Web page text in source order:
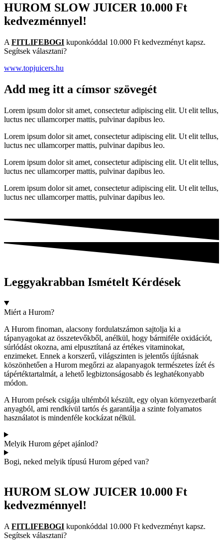
HUROM SLOW JUICER 10.000 Ft
kedvezménnyel!
A FITLIFEBOGI kuponkóddal 10.000 Ft kedvezményt kapsz.
Segítsek választani?
www.topjuicers.hu
Add meg itt a címsor szövegét
Lorem ipsum dolor sit amet, consectetur adipiscing elit. Ut elit tellus,
luctus nec ullamcorper mattis, pulvinar dapibus leo.
Lorem ipsum dolor sit amet, consectetur adipiscing elit. Ut elit tellus,
luctus nec ullamcorper mattis, pulvinar dapibus leo.
Lorem ipsum dolor sit amet, consectetur adipiscing elit. Ut elit tellus,
luctus nec ullamcorper mattis, pulvinar dapibus leo.
Lorem ipsum dolor sit amet, consectetur adipiscing elit. Ut elit tellus,
luctus nec ullamcorper mattis, pulvinar dapibus leo.
Leggyakrabban Ismételt Kérdések
Miért a Hurom?
A Hurom finoman, alacsony fordulatszámon sajtolja ki a
tápanyagokat az összetevőkből, anélkül, hogy bármiféle oxidációt,
súrlódást okozna, ami elpusztítaná az értékes vitaminokat,
enzimeket. Ennek a korszerű, világszinten is jelentős újításnak
köszönhetően a Hurom megőrzi az alapanyagok természetes ízét és
tápértéktartalmát, a lehető legbiztonságosabb és leghatékonyabb
módon.
A Hurom prések csigája ultémból készült, egy olyan környezetbarát
anyagból, ami rendkívül tartós és garantálja a szinte folyamatos
használatot is mindenféle kockázat nélkül.
Melyik Hurom gépet ajánlod?
Bogi, neked melyik típusú Hurom géped van?
HUROM SLOW JUICER 10.000 Ft
kedvezménnyel!
A FITLIFEBOGI kuponkóddal 10.000 Ft kedvezményt kapsz.
Segítsek választani?